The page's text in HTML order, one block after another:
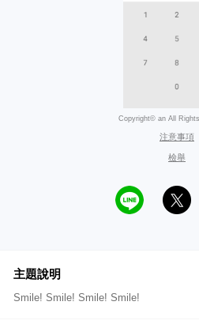
Copyright© an All
注意事項
檢舉
主題說明
Smile! Smile! Smile! Smile!